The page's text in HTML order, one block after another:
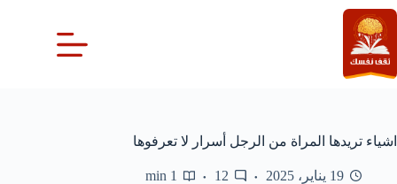
التجاوز
إلى
المحتوى
اشياء تريدها المراة من الرجل أسرار لا تعرفوها
19 يناير، 2025 12
1 min